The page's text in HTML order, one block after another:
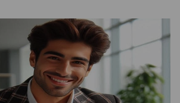
محاسبه
آنلاین
درباره